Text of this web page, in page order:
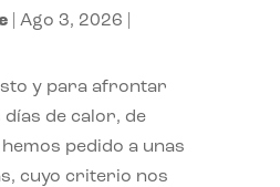
| Ago 3, 2026
y para afrontar
de calor, de
pedido a unas
cuyo criterio nos